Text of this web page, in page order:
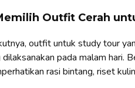
Outfit Cerah
outfit untuk study tour
dilaksanakan pada malam hari.
rasi bintang, riset